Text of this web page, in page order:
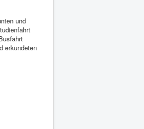
und
erkundeten